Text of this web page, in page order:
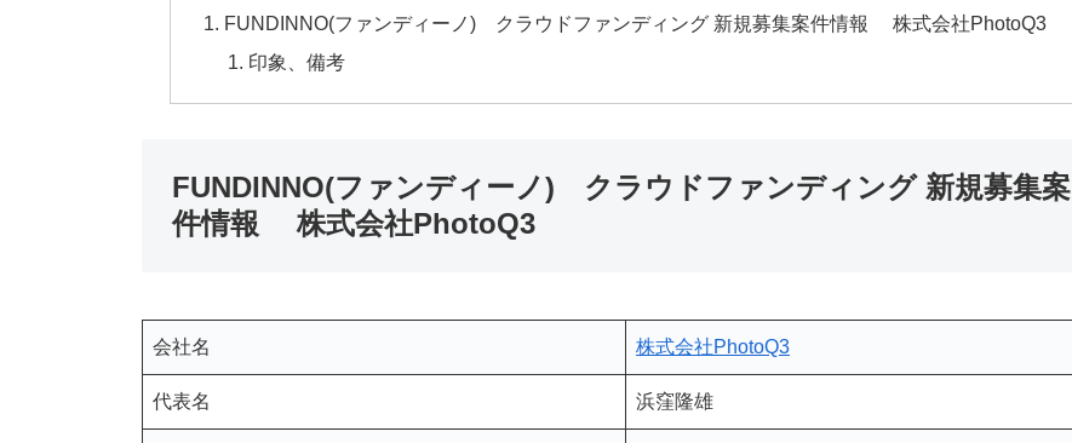
FUNDINNO(ファンディーノ) クラウドファンディング 新規募集案件情報 株式会社PhotoQ3
印象、備考
FUNDINNO(ファンディーノ) クラウドファンディング 新規募集案
件情報 株式会社PhotoQ3
会社名 株式会社PhotoQ3
代表名 浜窪隆雄